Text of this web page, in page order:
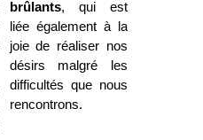
brûlants, qui est
liée également à la
joie de réaliser nos
désirs malgré les
difficultés que nous
rencontrons.